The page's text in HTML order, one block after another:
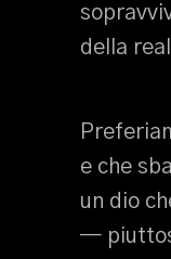
della
e che
un dio
—